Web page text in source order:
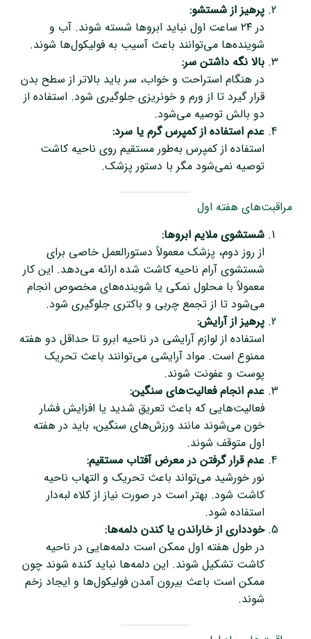
پرهیز از شستشو:
در ۲۴ ساعت اول نباید ابروها شسته شوند. آب و
شوینده‌ها می‌توانند باعث آسیب به فولیکول‌ها شوند.
بالا نگه داشتن سر:
در هنگام استراحت و خواب، سر باید بالا‌تر از سطح بدن
قرار گیرد تا از ورم و خونریزی جلوگیری شود. استفاده از
دو بالش توصیه می‌شود.
عدم استفاده از کمپرس گرم یا سرد:
استفاده از کمپرس به‌طور مستقیم روی ناحیه کاشت
توصیه نمی‌شود مگر با دستور پزشک.
مراقبت‌های هفته اول
شستشوی ملایم ابروها:
از روز دوم، پزشک معمولاً دستورالعمل خاصی برای
شستشوی آرام ناحیه کاشت شده ارائه می‌دهد. این کار
معمولاً با محلول نمکی یا شوینده‌های مخصوص انجام
می‌شود تا از تجمع چربی و باکتری جلوگیری شود.
پرهیز از آرایش:
استفاده از لوازم آرایشی در ناحیه ابرو تا حداقل دو هفته
ممنوع است. مواد آرایشی می‌توانند باعث تحریک
پوست و عفونت شوند.
عدم انجام فعالیت‌های سنگین:
فعالیت‌هایی که باعث تعریق شدید یا افزایش فشار
خون می‌شوند مانند ورزش‌های سنگین، باید در هفته
اول متوقف شوند.
عدم قرار گرفتن در معرض آفتاب مستقیم:
نور خورشید می‌تواند باعث تحریک و التهاب ناحیه
کاشت شود. بهتر است در صورت نیاز از کلاه لبه‌دار
استفاده شود.
خودداری از خاراندن یا کندن دلمه‌ها:
در طول هفته اول ممکن است دلمه‌هایی در ناحیه
کاشت تشکیل شوند. این دلمه‌ها نباید کنده شوند چون
ممکن است باعث بیرون آمدن فولیکول‌ها و ایجاد زخم
شوند.